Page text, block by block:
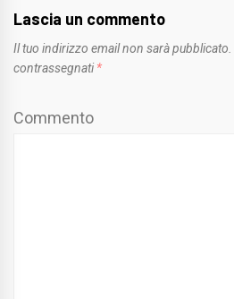
Lascia un commento
Il tuo indirizzo email non sarà pubblicato.
contrassegnati *
Commento